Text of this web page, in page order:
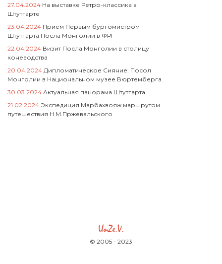
27.04.2024 На выставке Ретро-классика в
Штутгарте
23.04.2024 Прием Первым бургомистром
Штутгарта Посла Монголии в ФРГ
22.04.2024 Визит Посла Монголии в столицу
коневодства
20.04.2024 Дипломатическое Сияние: Посол
Монголии в Национальном музее Вюртемберга
30.03.2024 Актуальная панорама Штутгарта
21.02.2024 Экспедиция Марбахвояж маршрутом
путешествия Н.М.Пржевальского
© 2005 - 2023